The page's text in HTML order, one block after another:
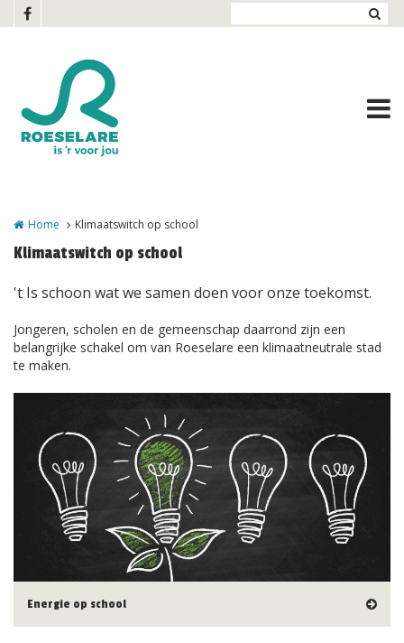
Overslaan en naar de inhoud gaan
Home Klimaatswitch op school
Klimaatswitch op school
't Is schoon wat we samen doen voor onze toekomst.
Jongeren, scholen en de gemeenschap daarrond zijn een
belangrijke schakel om van Roeselare een klimaatneutrale stad
te maken.
Energie op school